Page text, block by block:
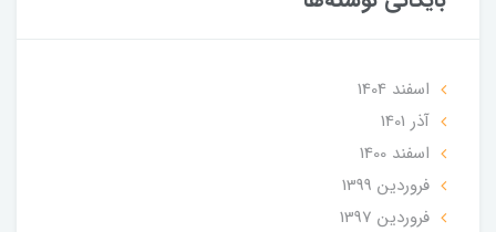
اسفند 1404
آذر 1401
اسفند 1400
فروردین 1399
فروردین 1397